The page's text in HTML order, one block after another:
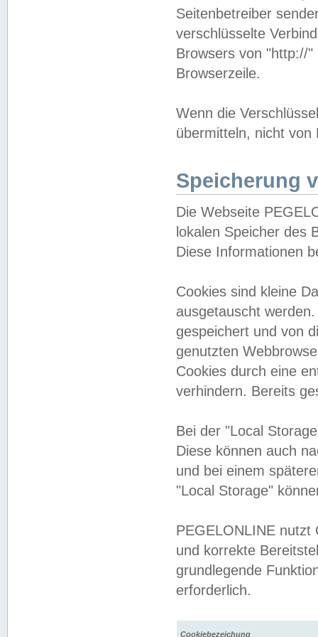
Seitenbetreiber
verschlüsselte
Browsers von "http://
Browserzeile.
Wenn die
übermitteln, nicht von
Speicherung
Die Webseite
lokalen Speicher des
Diese Informationen
Cookies sind kleine
ausgetauscht
gespeichert und von
genutzten
Cookies durch eine
verhindern. Bereits
Bei der "Local
Diese können auch
und bei einem
"Local Storage"
PEGELONLINE nutzt
und korrekte
grundlegende
erforderlich.
Cookiebezeichung